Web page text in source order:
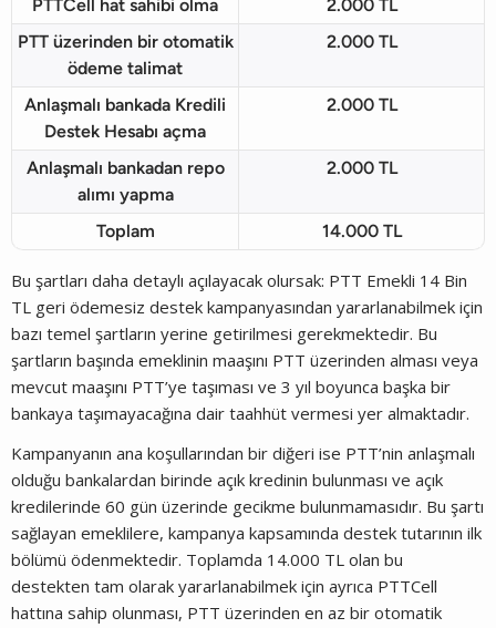
PTTCell hat sahibi olma
2.000 TL
PTT üzerinden bir otomatik
ödeme talimat
2.000 TL
Anlaşmalı bankada Kredili
Destek Hesabı açma
2.000 TL
Anlaşmalı bankadan repo
alımı yapma
2.000 TL
Toplam 14.000 TL
Bu şartları daha detaylı açılayacak olursak: PTT Emekli 14 Bin
TL geri ödemesiz destek kampanyasından yararlanabilmek için
bazı temel şartların yerine getirilmesi gerekmektedir. Bu
şartların başında emeklinin maaşını PTT üzerinden alması veya
mevcut maaşını PTT’ye taşıması ve 3 yıl boyunca başka bir
bankaya taşımayacağına dair taahhüt vermesi yer almaktadır.
Kampanyanın ana koşullarından bir diğeri ise PTT’nin anlaşmalı
olduğu bankalardan birinde açık kredinin bulunması ve açık
kredilerinde 60 gün üzerinde gecikme bulunmamasıdır. Bu şartı
sağlayan emeklilere, kampanya kapsamında destek tutarının ilk
bölümü ödenmektedir. Toplamda 14.000 TL olan bu
destekten tam olarak yararlanabilmek için ayrıca PTTCell
hattına sahip olunması, PTT üzerinden en az bir otomatik